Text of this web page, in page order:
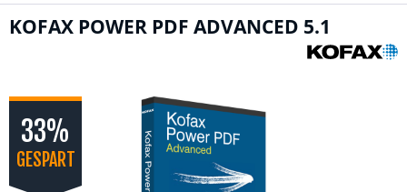
KOFAX POWER PDF ADVANCED 5.1
33%
GESPART